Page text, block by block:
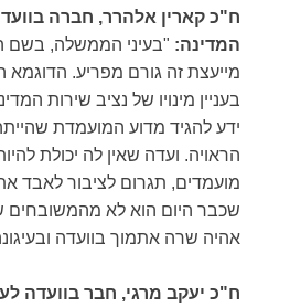
ח"כ קארין אלהרר, חברה
המדינה: "בעיני הממשלה, בשם
מייעצת זה גורם מפריע. הדוגמא
בעניין מינויו של נציב שירות
ידע להגיד מדוע המועמדת
הראויה. ועדה שאין לה יכולת
מועמדים, תגרום לציבור לאבד
שכבר היום הוא לא מהמשובחים
אהיה שרה אתמוך בוועדה
ח"כ יעקב מרגי, חבר בוועדה